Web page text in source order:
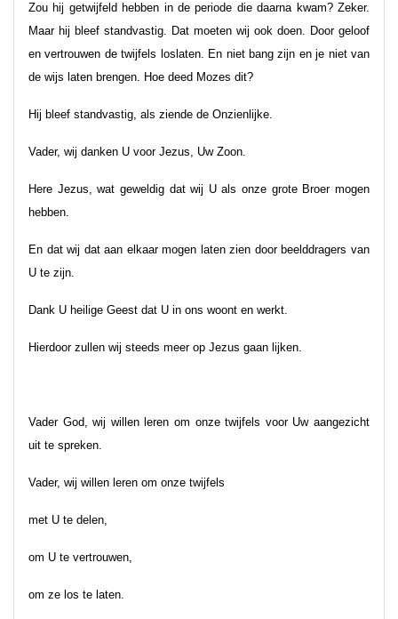
Zou hij getwijfeld hebben in de periode die daarna kwam? Zeker.
Maar hij bleef standvastig. Dat moeten wij ook doen. Door geloof
en vertrouwen de twijfels loslaten. En niet bang zijn en je niet van
de wijs laten brengen. Hoe deed Mozes dit?
Hij bleef standvastig, als ziende de Onzienlijke.
Vader, wij danken U voor Jezus, Uw Zoon.
Here Jezus, wat geweldig dat wij U als onze grote Broer mogen
hebben.
En dat wij dat aan elkaar mogen laten zien door beelddragers van
U te zijn.
Dank U heilige Geest dat U in ons woont en werkt.
Hierdoor zullen wij steeds meer op Jezus gaan lijken.
Vader God, wij willen leren om onze twijfels voor Uw aangezicht
uit te spreken.
Vader, wij willen leren om onze twijfels
met U te delen,
om U te vertrouwen,
om ze los te laten.